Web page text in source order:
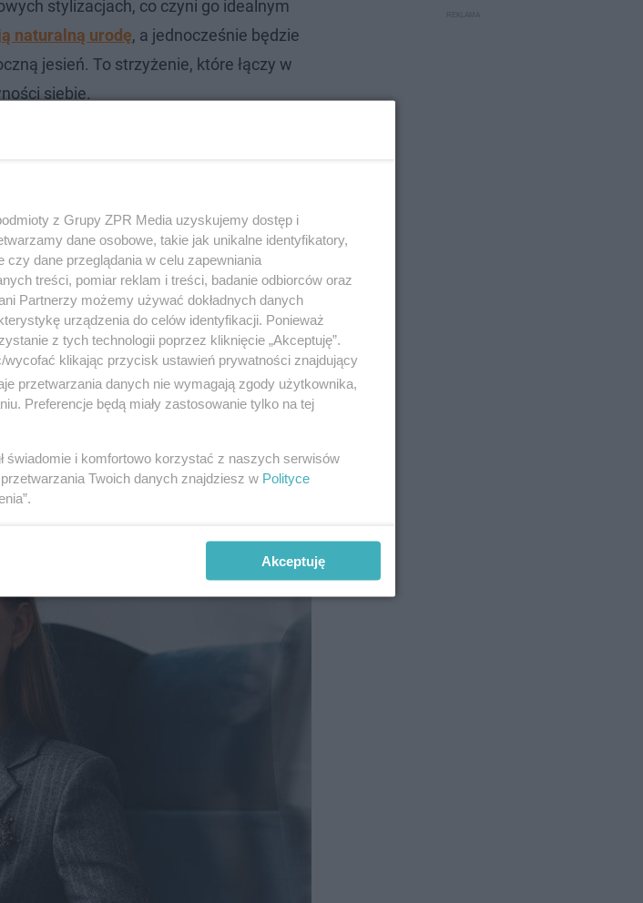
stylizacjach, co czyni go idealnym
naturalną urodę, a jednocześnie będzie
jesień. To strzyżenie, które łączy w
siebie.
z Grupy ZPR Media uzyskujemy dostęp i
dane osobowe, takie jak unikalne identyfikatory,
czy dane przeglądania w celu zapewniania
treści, pomiar reklam i treści, badanie odbiorców oraz
Partnerzy możemy używać dokładnych danych
urządzenia do celów identyfikacji. Ponieważ
z tych technologii poprzez kliknięcie „Akceptuję”.
klikając przycisk ustawień prywatności znajdujący
przetwarzania danych nie wymagają zgody użytkownika,
Preferencje będą miały zastosowanie tylko na tej
świadomie i komfortowo korzystać z naszych serwisów
Twoich danych znajdziesz w Polityce
Akceptuję